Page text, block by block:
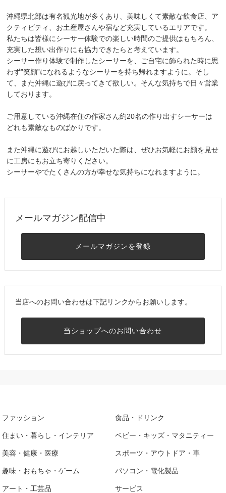
沖縄県北部は有名観光地が多くあり、美味しくて素敵な飲食店、ア
クティビティ、お土産屋さんや宿など充実しているエリアです。
私たちは皆様にシーサー体験での楽しい時間のご提供はもちろん、
充実した想い出作りにも協力できたらと考えています。
シーサー作り体験で制作したシーサーを、ご自宅に飾られた時に思
わず”笑顔”になれるようなシーサーを持ち帰れますように。そし
て、また沖縄に遊びに戻ってきて欲しい。そんな気持ちで日々営業
しております。
ご用意している沖縄在住の作家さん約20名の作り出すシーサーは
どれも素敵なものばかりです。
また沖縄に遊びにお越しいただいた際は、ぜひお気軽にお顔を見せ
に工房にもお立ち寄りください。
シーサーやでたくさんの方が幸せな気持ちになれますように。
メールマガジン配信中
メールマガジンを登録
当店へのお問い合わせは下記リンクからお願いします。
当ショップへのお問い合わせ
ファッション 食品・ドリンク
住まい・暮らし・インテリア ベビー・キッズ・マタニティー
美容・健康・医療 スポーツ・アウトドア・車
趣味・おもちゃ・ゲーム パソコン・電化製品
アート・工芸品 サービス